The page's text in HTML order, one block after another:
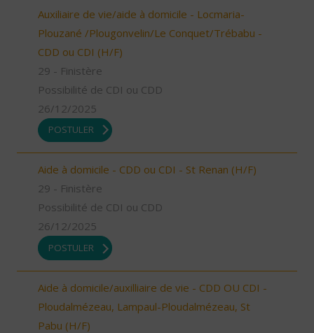
Auxiliaire de vie/aide à domicile - Locmaria-
Plouzané /Plougonvelin/Le Conquet/Trébabu -
CDD ou CDI (H/F)
29 - Finistère
Possibilité de CDI ou CDD
26/12/2025
POSTULER
Aide à domicile - CDD ou CDI - St Renan (H/F)
29 - Finistère
Possibilité de CDI ou CDD
26/12/2025
POSTULER
Aide à domicile/auxilliaire de vie - CDD OU CDI -
Ploudalmézeau, Lampaul-Ploudalmézeau, St
Pabu (H/F)